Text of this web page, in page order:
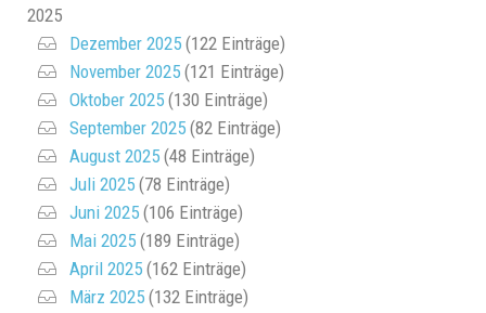
2025
Dezember 2025 (122 Einträge)
November 2025 (121 Einträge)
Oktober 2025 (130 Einträge)
September 2025 (82 Einträge)
August 2025 (48 Einträge)
Juli 2025 (78 Einträge)
Juni 2025 (106 Einträge)
Mai 2025 (189 Einträge)
April 2025 (162 Einträge)
März 2025 (132 Einträge)